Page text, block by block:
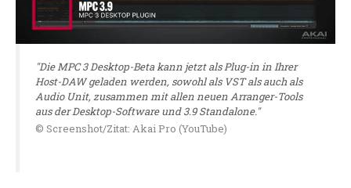
"Die MPC 3 Desktop-Beta kann jetzt als Plug-in in Ihrer
Host-DAW geladen werden, sowohl als VST als auch als
Audio Unit, zusammen mit allen neuen Arranger-Tools
aus der Desktop-Software und 3.9 Standalone."
© Screenshot/Zitat: Akai Pro (YouTube)